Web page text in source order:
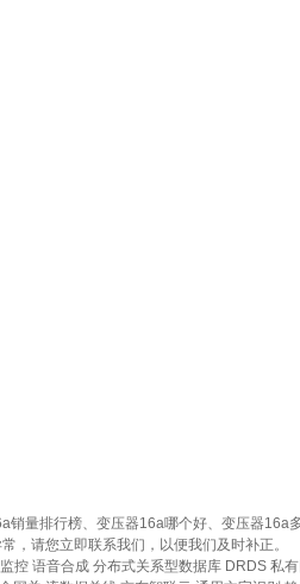
销量排行榜、变压器16a哪个好、变压器
，请您立即联系我们，以便我们及时补正。
控 语音合成 分布式关系型数据库 DRDS 私